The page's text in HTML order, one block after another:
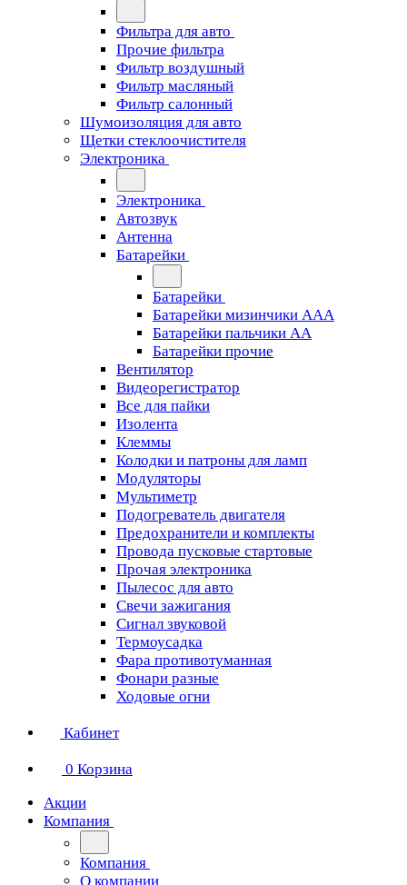
Фильтра для авто
Прочие фильтра
Фильтр воздушный
Фильтр масляный
Фильтр салонный
Шумоизоляция для авто
Щетки стеклоочистителя
Электроника
Электроника
Автозвук
Антенна
Батарейки
Батарейки
Батарейки мизинчики ААА
Батарейки пальчики АА
Батарейки прочие
Вентилятор
Видеорегистратор
Все для пайки
Изолента
Клеммы
Колодки и патроны для ламп
Модуляторы
Мультиметр
Подогреватель двигателя
Предохранители и комплекты
Провода пусковые стартовые
Прочая электроника
Пылесос для авто
Свечи зажигания
Сигнал звуковой
Термоусадка
Фара противотуманная
Фонари разные
Ходовые огни
Кабинет
0 Корзина
Акции
Компания
Компания
О компании